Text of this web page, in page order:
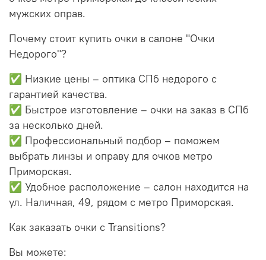
мужских оправ.
Почему стоит купить очки в салоне "Очки
Недорого"?
✅ Низкие цены – оптика СПб недорого с
гарантией качества.
✅ Быстрое изготовление – очки на заказ в СПб
за несколько дней.
✅ Профессиональный подбор – поможем
выбрать линзы и оправу для очков метро
Приморская.
✅ Удобное расположение – салон находится на
ул. Наличная, 49, рядом с метро Приморская.
Как заказать очки с Transitions?
Вы можете: